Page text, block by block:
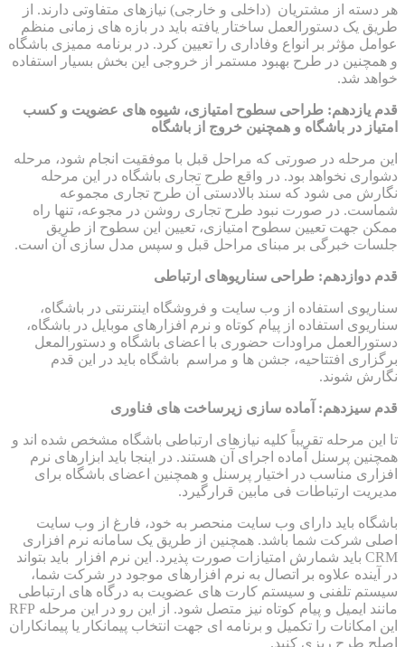
هر دسته از مشتریان (داخلی و خارجی) نیازهای متفاوتی دارند. از
طریق یک دستورالعمل ساختار یافته باید در بازه های زمانی منظم
عوامل مؤثر بر انواع وفاداری را تعیین کرد. در برنامه ممیزی باشگاه
و همچنین در طرح بهبود مستمر از خروجی این بخش بسیار استفاده
خواهد شد.
قدم یازدهم: طراحی سطوح امتیازی، شیوه های عضویت و کسب
امتیاز در باشگاه و همچنین خروج از باشگاه
این مرحله در صورتی که مراحل قبل با موفقیت انجام شود، مرحله
دشواری نخواهد بود. در واقع طرح تجاری باشگاه در این مرحله
نگارش می شود که سند بالادستی آن طرح تجاری مجموعه
شماست. در صورت نبود طرح تجاری روشن در مجوعه، تنها راه
ممکن جهت تعیین سطوح امتیازی، تعیین این سطوح از طریق
جلسات خبرگی بر مبنای مراحل قبل و سپس مدل سازی آن است.
قدم دوازدهم: طراحی سناریوهای ارتباطی
سناریوی استفاده از وب سایت و فروشگاه اینترنتی در باشگاه،
سناریوی استفاده از پیام کوتاه و نرم افزارهای موبایل در باشگاه،
دستورالعمل مراودات حضوری با اعضای باشگاه و دستورالمعل
برگزاری افتتاحیه، جشن ها و مراسم باشگاه باید در این قدم
نگارش شوند.
قدم سیزدهم: آماده سازی زیرساخت های فناوری
تا این مرحله تقریباً کلیه نیازهای ارتباطی باشگاه مشخص شده اند و
همچنین پرسنل آماده اجرای آن هستند. در اینجا باید ابزارهای نرم
افزاری مناسب در اختیار پرسنل و همچنین اعضای باشگاه برای
مدیریت ارتباطات فی مابین قرارگیرد.
باشگاه باید دارای وب سایت منحصر به خود، فارغ از وب سایت
اصلی شرکت شما باشد. همچنین از طریق یک سامانه نرم افزاری
CRM باید شمارش امتیازات صورت پذیرد. این نرم افزار باید بتواند
در آینده علاوه بر اتصال به نرم افزارهای موجود در شرکت شما،
سیستم تلفنی و سیستم کارت های عضویت به درگاه های ارتباطی
مانند ایمیل و پیام کوتاه نیز متصل شود. از این رو در این مرحله RFP
این امکانات را تکمیل و برنامه ای جهت انتخاب پیمانکار یا پیمانکاران
اصلح طرح ریزی کنید.